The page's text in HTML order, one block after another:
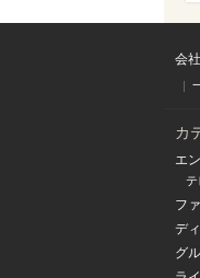
会
カ
エ
テ
フ
デ
グ